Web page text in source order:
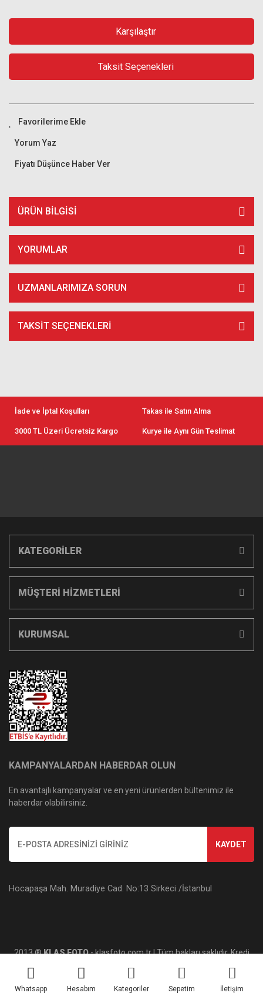
Karşılaştır
Taksit Seçenekleri
Yorum Yaz
Fiyatı Düşünce Haber Ver
ÜRÜN BILGISI
YORUMLAR
UZMANLARIMIZA SORUN
TAKSIT SEÇENEKLERI
Whatsapp Hesabım Kategoriler Sepetim İletişim
İade ve İptal Koşulları Takas ile Satın Alma
3000 TL Üzeri Ücretsiz Kargo Kurye ile Aynı Gün Teslimat
KATEGORİLER
MÜŞTERİ HİZMETLERİ
KURUMSAL
KAMPANYALARDAN HABERDAR OLUN
En avantajlı kampanyalar ve en yeni ürünlerden bültenimiz ile
haberdar olabilirsiniz.
KAYDET
Hocapaşa Mah. Muradiye Cad. No:13 Sirkeci /İstanbul
2013 ®KLAS FOTO- klasfoto.com.tr | Tüm hakları saklıdır. Kredi